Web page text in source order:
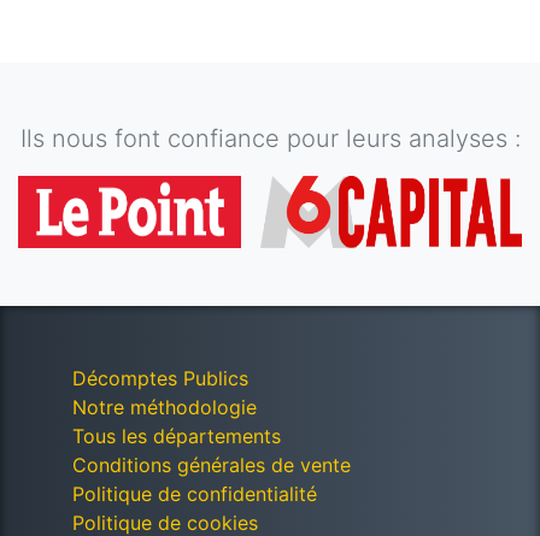
Ils nous font confiance pour leurs analyses :
Décomptes Publics
Notre méthodologie
Tous les départements
Conditions générales de vente
Politique de confidentialité
Politique de cookies